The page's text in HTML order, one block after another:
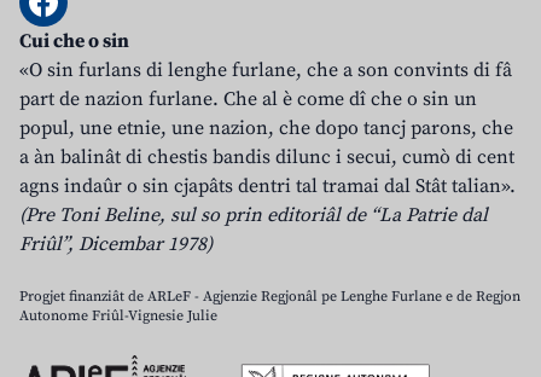
Cui che o sin
«O sin furlans di lenghe furlane, che a son convints di fâ
part de nazion furlane. Che al è come dî che o sin un
popul, une etnie, une nazion, che dopo tancj parons, che
a àn balinât di chestis bandis dilunc i secui, cumò di cent
agns indaûr o sin cjapâts dentri tal tramai dal Stât talian».
(Pre Toni Beline, sul so prin editoriâl de “La Patrie dal
Friûl”, Dicembar 1978)
Progjet finanziât de ARLeF - Agjenzie Regjonâl pe Lenghe Furlane e de Regjon
Autonome Friûl-Vignesie Julie